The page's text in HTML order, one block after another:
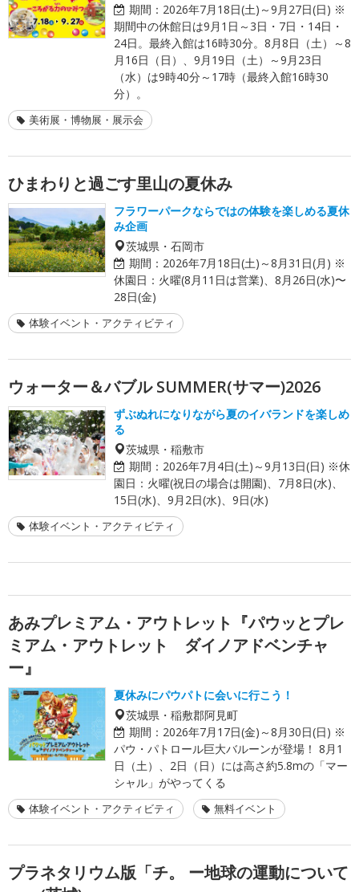
期間： 2026年7月18日(土)～9月27日(日) ※
期間中の休館日は9月1日～3日・7日・14日・
24日。最終入館は16時30分。8月8日（土）～8
月16日（日）、9月19日（土）～9月23日
（水）は9時40分～17時（最終入館16時30
分）。
美術展・博物展・展示会
ひまわりと過ごす里山の夏休み
フラワーパークならではの体験を楽しめる夏休
み企画
茨城県・石岡市
期間： 2026年7月18日(土)～8月31日(月) ※
休園日：火曜(8月11日は営業)、8月26日(水)〜
28日(金)
体験イベント・アクティビティ
ウォーター＆バブル SUMMER(サマー)2026
ずぶぬれになりながら夏のイバランドを楽しめ
る
茨城県・稲敷市
期間： 2026年7月4日(土)～9月13日(日) ※休
園日：火曜(祝日の場合は開園)、7月8日(水)、
15日(水)、9月2日(水)、9日(水)
体験イベント・アクティビティ
あみプレミアム・アウトレット『パウッとプレ
ミアム・アウトレット ダイノアドベンチャ
ー』
夏休みにパウパトに会いに行こう！
茨城県・稲敷郡阿見町
期間： 2026年7月17日(金)～8月30日(日) ※
パウ・パトロール巨大バルーンが登場！ 8月1
日（土）、2日（日）には高さ約5.8mの「マー
シャル」がやってくる
体験イベント・アクティビティ 無料イベント
プラネタリウム版「チ。 ー地球の運動について